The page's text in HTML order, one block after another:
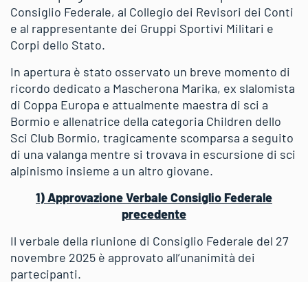
Consiglio Federale, al Collegio dei Revisori dei Conti
e al rappresentante dei Gruppi Sportivi Militari e
Corpi dello Stato.
In apertura è stato osservato un breve momento di
ricordo dedicato a Mascherona Marika, ex slalomista
di Coppa Europa e attualmente maestra di sci a
Bormio e allenatrice della categoria Children dello
Sci Club Bormio, tragicamente scomparsa a seguito
di una valanga mentre si trovava in escursione di sci
alpinismo insieme a un altro giovane.
1) Approvazione Verbale Consiglio Federale
precedente
Il verbale della riunione di Consiglio Federale del 27
novembre 2025 è approvato all’unanimità dei
partecipanti.